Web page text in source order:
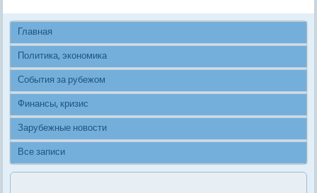
Главная
Политика, экономика
События за рубежом
Финансы, кризис
Зарубежные новости
Все записи